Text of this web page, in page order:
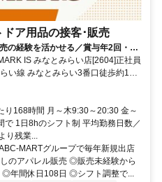
ア用品の接客･販売
の経験を活かせる／賞与年2回・昇
私服OK・個人ノルマなし
IS みなとみらい店[2604]正社員
い線 みなとみらい3番口徒歩約1
新高島3番口(大通り臨港口)徒歩約
口徒歩約12分
り168時間 月～木9:30～20:30 金～
で 1日8hのシフト制 平均勤務日数／
り残業...
MARTグループで毎年新規出店
のアパレル販売 ◎販売未経験から
年間休日108日 ◎シフト調整で...